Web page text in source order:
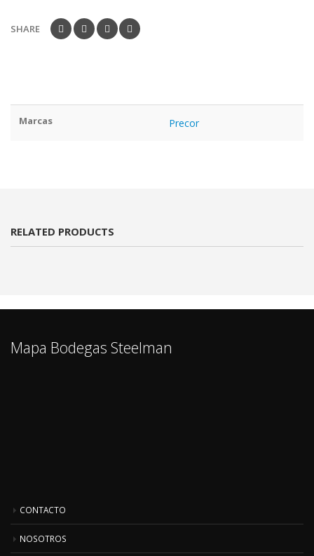
SHARE
Marcas Precor
RELATED PRODUCTS
Mapa Bodegas Steelman
CONTACTO
NOSOTROS